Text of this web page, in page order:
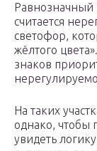
Равнозначный
считается
светофор,
жёлтого
знаков
На таких
однако, чтобы
увидеть